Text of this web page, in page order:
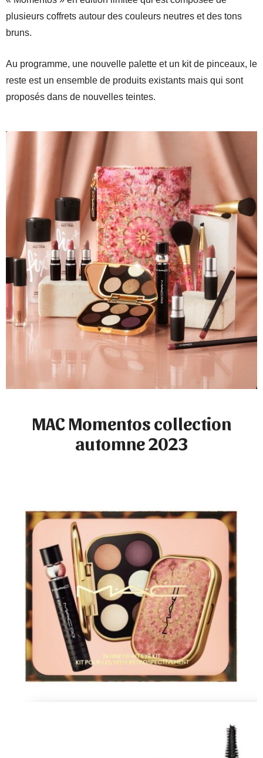
plusieurs coffrets autour des couleurs neutres et des tons
bruns.
Au programme, une nouvelle palette et un kit de pinceaux, le
reste est un ensemble de produits existants mais qui sont
proposés dans de nouvelles teintes.
MAC Momentos collection
automne 2023